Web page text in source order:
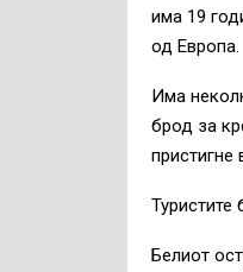
има 19
од Европа.
Има
брод за
пристигне
Туристите
Белиот